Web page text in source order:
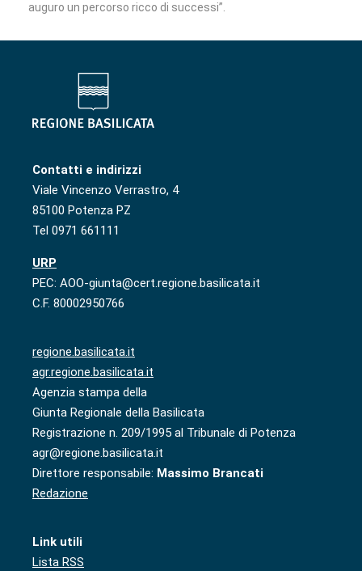
auguro un percorso ricco di successi”.
Contatti e indirizzi
Viale Vincenzo Verrastro, 4
85100 Potenza PZ
Tel 0971 661111
URP
PEC: AOO-giunta@cert.regione.basilicata.it
C.F. 80002950766
regione.basilicata.it
agr.regione.basilicata.it
Agenzia stampa della
Giunta Regionale della Basilicata
Registrazione n. 209/1995 al Tribunale di Potenza
agr@regione.basilicata.it
Direttore responsabile: Massimo Brancati
Redazione
Link utili
Lista RSS